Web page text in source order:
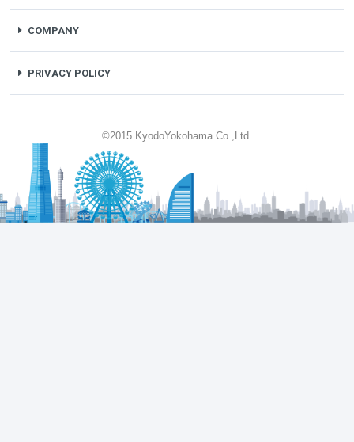
COMPANY
PRIVACY POLICY
©2015 KyodoYokohama Co.,Ltd.